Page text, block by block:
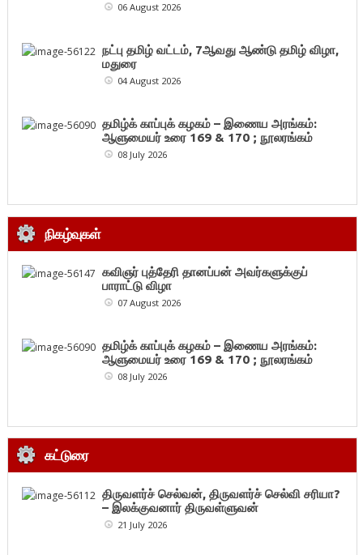
06 August 2026
நட்பு தமிழ் வட்டம், 7ஆவது ஆண்டு தமிழ் விழா,
மதுரை
04 August 2026
தமிழ்க் காப்புக் கழகம் – இணைய அரங்கம்:
ஆளுமையர் உரை 169 & 170 ; நூலரங்கம்
08 July 2026
நிகழ்வுகள்
கவிஞர் புத்தேரி தானப்பன் அவர்களுக்குப்
பாராட்டு விழா
07 August 2026
தமிழ்க் காப்புக் கழகம் – இணைய அரங்கம்:
ஆளுமையர் உரை 169 & 170 ; நூலரங்கம்
08 July 2026
கட்டுரை
திருவளர்ச் செல்வன், திருவளர்ச் செல்வி சரியா?
– இலக்குவனார் திருவள்ளுவன்
21 July 2026